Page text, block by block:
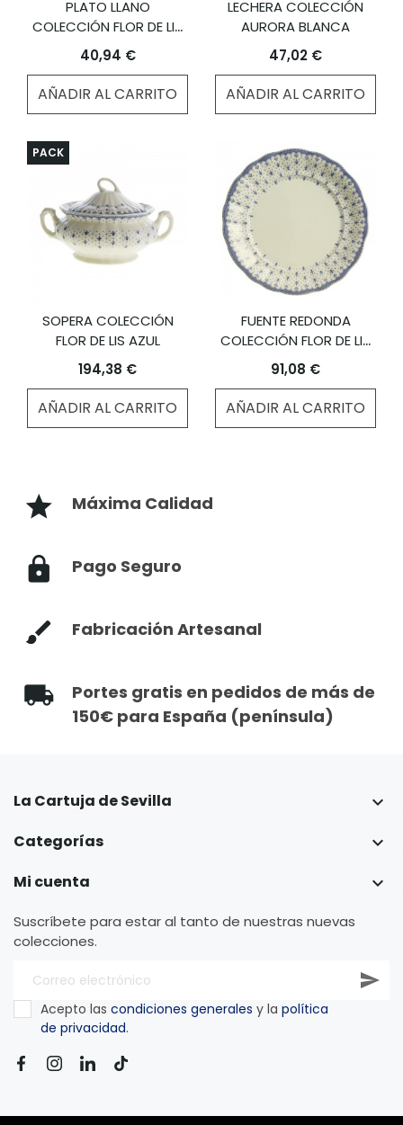
PLATO LLANO
COLECCIÓN FLOR DE LIS
AZUL
40,94 €
AÑADIR AL CARRITO
LECHERA COLECCIÓN
AURORA BLANCA
47,02 €
AÑADIR AL CARRITO
PACK
SOPERA COLECCIÓN
FLOR DE LIS AZUL
194,38 €
AÑADIR AL CARRITO
FUENTE REDONDA
COLECCIÓN FLOR DE LIS
AZUL
91,08 €
AÑADIR AL CARRITO
Máxima Calidad
Pago Seguro
Fabricación Artesanal
Portes gratis en pedidos de más de
150€ para España (península)
La Cartuja de Sevilla 
Categorías 
Mi cuenta 
Suscríbete para estar al tanto de nuestras nuevas
colecciones.
Acepto las condiciones generales y la política
de privacidad.